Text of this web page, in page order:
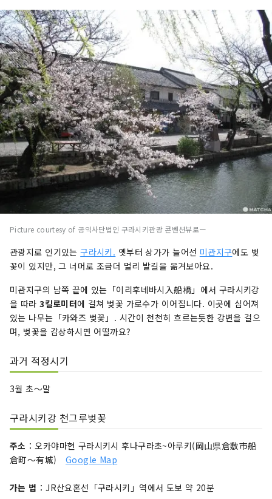
Picture courtesy of 공익사단법인 구라시키관광 콘벤션뷰로ー
관광지로 인기있는구라시키. 옛부터 상가가 늘어선 미관지구에도 벚
꽃이 있지만, 그 너머로 조금더 멀리 발길을 옮겨보아요.
미관지구의 남쪽 끝에 있는「이리후네바시入船橋 」에서 구라시키강
을 따라3킬로미터에 걸쳐 벚꽃 가로수가 이어집니다. 이곳에 심어져
있는 나무는「카와즈 벚꽃」. 시간이 천천히 흐르는듯한 강변을 걸으
며, 벚꽃을 감상하시면 어떨까요?
과거 적정시기
3월 초〜말
구라시키강 천그루벚꽃
주소 ：오카야마현 구라시키시 후나구라초~아루키(岡山県倉敷市船
倉町〜有城) Google Map
가는 법 ：JR산요혼선「구라시키」역에서 도보 약 20분